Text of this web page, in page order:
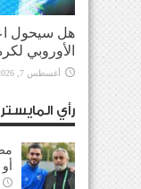
هل سيحول
الأوروبي
أغسطس 7, 2026
رأي